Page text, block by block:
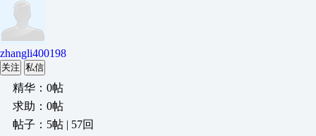
zhangli400198
关注 私信
精华：0帖
求助：0帖
帖子：5帖 | 57回